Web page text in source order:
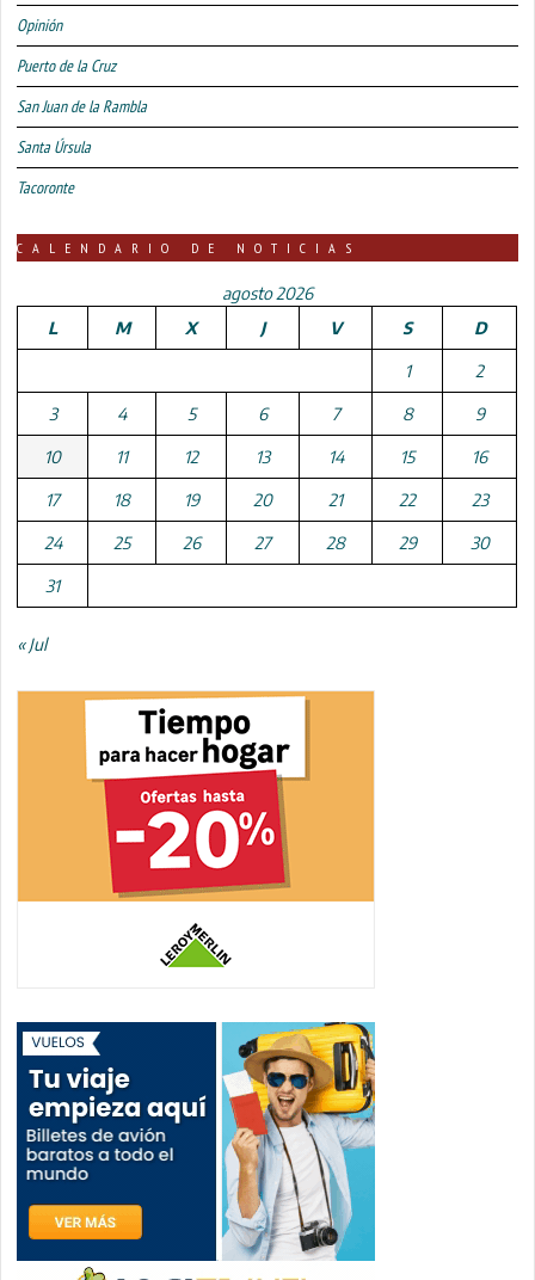
Opinión
Puerto de la Cruz
San Juan de la Rambla
Santa Úrsula
Tacoronte
CALENDARIO DE NOTICIAS
agosto 2026
L
M X J V S D
1 2
3 4 5 6 7 8 9
10 11 12 13 14 15 16
17 18 19 20 21 22 23
24 25 26 27 28 29 30
31
« Jul